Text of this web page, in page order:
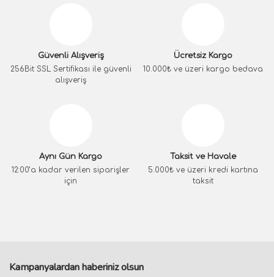
Güvenli Alışveriş
256Bit SSL Sertifikası ile güvenli
alışveriş
Ücretsiz Kargo
10.000₺ ve üzeri kargo bedava
Aynı Gün Kargo
12:00’a kadar verilen siparişler
için
Taksit ve Havale
5.000₺ ve üzeri kredi kartına
taksit
Kampanyalardan haberiniz olsun